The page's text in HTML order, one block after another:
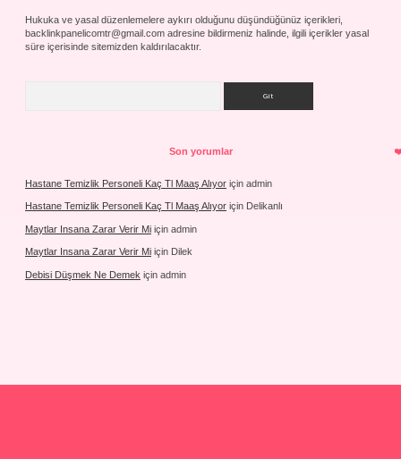
Hukuka ve yasal düzenlemelere aykırı olduğunu düşündüğünüz içerikleri,
backlinkpanelicomtr@gmail.com adresine bildirmeniz halinde, ilgili içerikler yasal
süre içerisinde sitemizden kaldırılacaktır.
Son yorumlar
Hastane Temizlik Personeli Kaç Tl Maaş Alıyor için admin
Hastane Temizlik Personeli Kaç Tl Maaş Alıyor için Delikanlı
Maytlar Insana Zarar Verir Mi için admin
Maytlar Insana Zarar Verir Mi için Dilek
Debisi Düşmek Ne Demek için admin